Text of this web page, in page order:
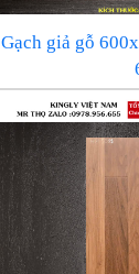
Gạch giả gỗ